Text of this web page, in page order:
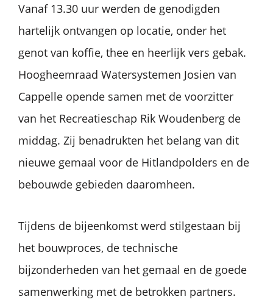
Vanaf 13.30 uur werden de genodigden
hartelijk ontvangen op locatie, onder het
genot van koffie, thee en heerlijk vers gebak.
Hoogheemraad Watersystemen Josien van
Cappelle opende samen met de voorzitter
van het Recreatieschap Rik Woudenberg de
middag. Zij benadrukten het belang van dit
nieuwe gemaal voor de Hitlandpolders en de
bebouwde gebieden daaromheen.
Tijdens de bijeenkomst werd stilgestaan bij
het bouwproces, de technische
bijzonderheden van het gemaal en de goede
samenwerking met de betrokken partners.